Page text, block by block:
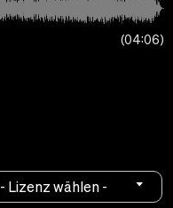
04:06
- Lizenz wählen -